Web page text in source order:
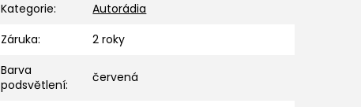
Kategorie:
Autorádia
Záruka:
2 roky
Barva
podsvětlení: červená